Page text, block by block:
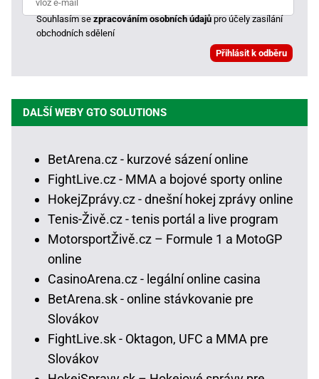
Souhlasím sezpracováním osobních údajůpro účely zasílání
obchodních sdělení
DALŠÍ WEBY GTO SOLUTIONS
BetArena.cz - kurzové sázení online
FightLive.cz - MMA a bojové sporty online
HokejZprávy.cz - dnešní hokej zprávy online
Tenis-Živě.cz - tenis portál a live program
MotorsportŽivě.cz – Formule 1 a MotoGP
online
CasinoArena.cz - legální online casina
BetArena.sk - online stávkovanie pre
Slovákov
FightLive.sk - Oktagon, UFC a MMA pre
Slovákov